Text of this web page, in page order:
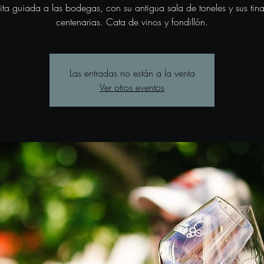
guiada a las bodegas, con su antigua sala de toneles y sus
centenarias. Cata de vinos y fondillón.
Las entradas no están a la venta
Ver otros eventos